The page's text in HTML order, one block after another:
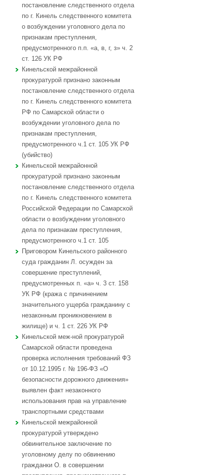
постановление следственного отдела
по г. Кинель следственного комитета
о возбуждении уголовного дела по
признакам преступления,
предусмотренного п.п. «а, в, г, з» ч. 2
ст. 126 УК РФ
Кинельской межрайонной
прокуратурой признано законным
постановление следственного отдела
по г. Кинель следственного комитета
РФ по Самарской области о
возбуждении уголовного дела по
признакам преступления,
предусмотренного ч.1 ст. 105 УК РФ
(убийство)
Кинельской межрайонной
прокуратурой признано законным
постановление следственного отдела
по г. Кинель следственного комитета
Российской Федерации по Самарской
области о возбуждении уголовного
дела по признакам преступления,
предусмотренного ч.1 ст. 105
Приговором Кинельского районного
суда гражданин Л. осужден за
совершение преступлений,
предусмотренных п. «а» ч. 3 ст. 158
УК РФ (кража с причинением
значительного ущерба гражданину с
незаконным проникновением в
жилище) и ч. 1 ст. 226 УК РФ
Кинельской меж-ной прокуратурой
Самарской области проведена
проверка исполнения требований ФЗ
от 10.12.1995 г. № 196-ФЗ «О
безопасности дорожного движения»
выявлен факт незаконного
использования прав на управление
транспортными средствами
Кинельской межрайонной
прокуратурой утверждено
обвинительное заключение по
уголовному делу по обвинению
гражданки О. в совершении